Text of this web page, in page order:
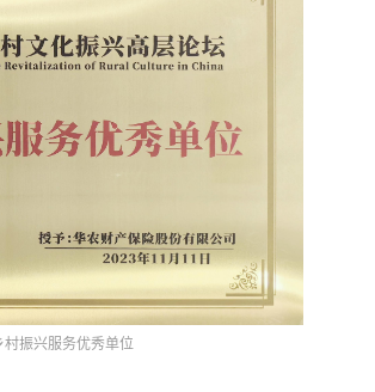
振兴服务优秀单位